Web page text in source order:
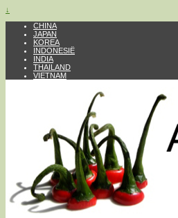
↓
CHINA
JAPAN
KOREA
INDONESIË
INDIA
THAILAND
VIETNAM